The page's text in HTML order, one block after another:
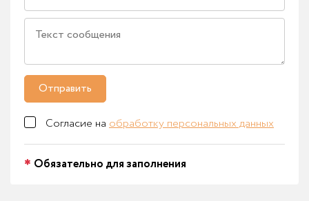
Отправить
Согласие на обработку персональных данных
Обязательно для заполнения